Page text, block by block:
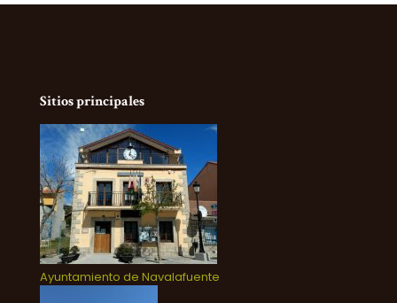
Sitios principales
Ayuntamiento de Navalafuente